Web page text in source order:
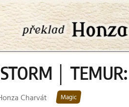
│
Charvát Magic